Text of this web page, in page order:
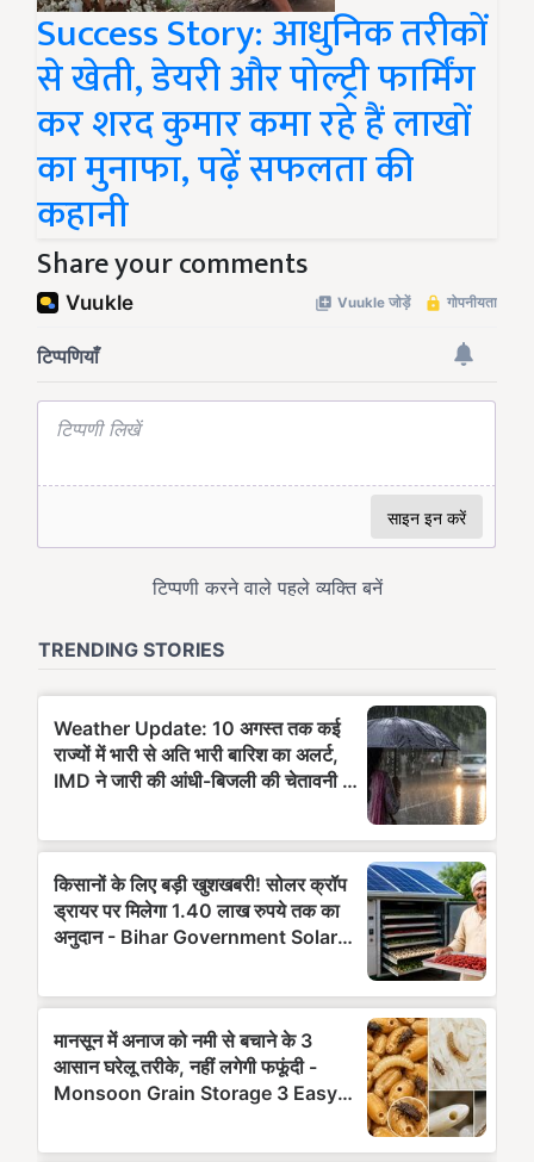
Success Story: आधुनिक तरीकों
से खेती, डेयरी और पोल्ट्री फार्मिंग
कर शरद कुमार कमा रहे हैं लाखों
का मुनाफा, पढ़ें सफलता की
कहानी
Share your comments